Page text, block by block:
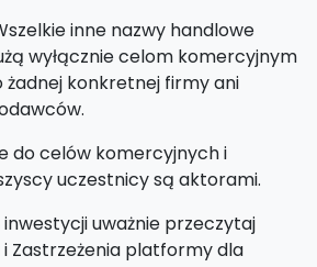
inne nazwy handlowe
wyłącznie celom komercyjnym
żadnej konkretnej firmy ani
do celów komercyjnych i
uczestnicy są aktorami.
uważnie przeczytaj
Zastrzeżenia platformy dla